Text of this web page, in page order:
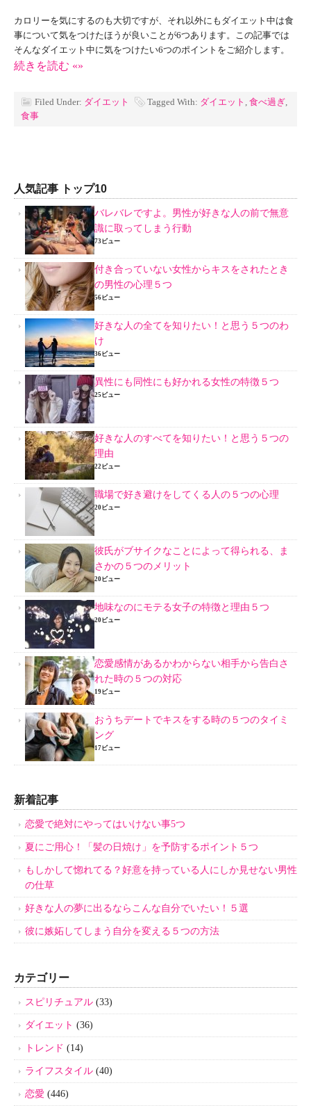
カロリーを気にするのも大切ですが、それ以外にもダイエット中は食
事について気をつけたほうが良いことが6つあります。この記事では
そんなダイエット中に気をつけたい6つのポイントをご紹介します。
続きを読む «»
Filed Under: ダイエット Tagged With: ダイエット , 食べ過ぎ,
食事
人気記事 トップ10
バレバレですよ。男性が好きな人の前で無意
識に取ってしまう行動
73ビュー
付き合っていない女性からキスをされたとき
の男性の心理５つ
56ビュー
好きな人の全てを知りたい！と思う５つのわ
け
36ビュー
異性にも同性にも好かれる女性の特徴５つ
25ビュー
好きな人のすべてを知りたい！と思う５つの
理由
22ビュー
職場で好き避けをしてくる人の５つの心理
20ビュー
彼氏がブサイクなことによって得られる、ま
さかの５つのメリット
20ビュー
地味なのにモテる女子の特徴と理由５つ
20ビュー
恋愛感情があるかわからない相手から告白さ
れた時の５つの対応
19ビュー
おうちデートでキスをする時の５つのタイミ
ング
17ビュー
新着記事
恋愛で絶対にやってはいけない事5つ
夏にご用心！「髪の日焼け」を予防するポイント５つ
もしかして惚れてる？好意を持っている人にしか見せない男性
の仕草
好きな人の夢に出るならこんな自分でいたい！５選
彼に嫉妬してしまう自分を変える５つの方法
カテゴリー
スピリチュアル (33)
ダイエット (36)
トレンド (14)
ライフスタイル (40)
恋愛 (446)